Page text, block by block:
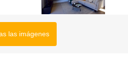
las imágenes